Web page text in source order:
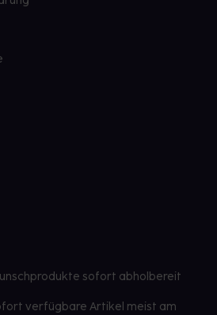
sofort abholbereit
verfügbare Artikel meist am